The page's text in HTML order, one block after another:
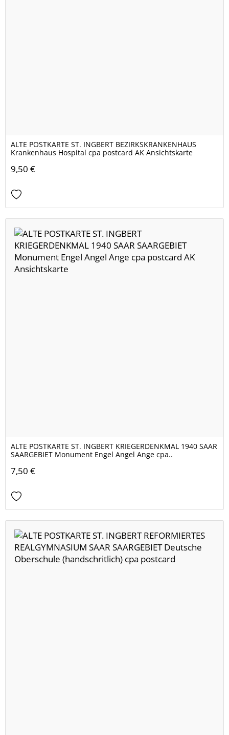
ALTE POSTKARTE ST. INGBERT BEZIRKSKRANKENHAUS
Krankenhaus Hospital cpa postcard AK Ansichtskarte
9,50 €
ALTE POSTKARTE ST. INGBERT KRIEGERDENKMAL 1940 SAAR
SAARGEBIET Monument Engel Angel Ange cpa..
7,50 €